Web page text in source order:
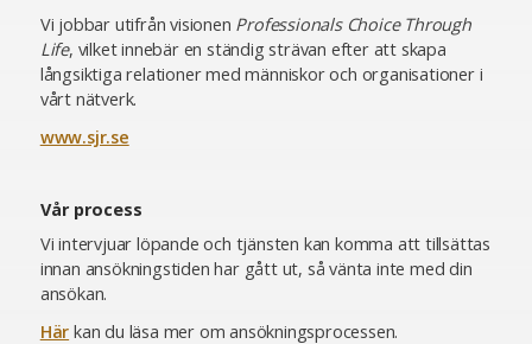
Vi jobbar utifrån visionen Professionals Choice Through
Life, vilket innebär en ständig strävan efter att skapa
långsiktiga relationer med människor och organisationer i
vårt nätverk.
www.sjr.se
Vår process
Vi intervjuar löpande och tjänsten kan komma att tillsättas
innan ansökningstiden har gått ut, så vänta inte med din
ansökan.
Här kan du läsa mer om ansökningsprocessen.